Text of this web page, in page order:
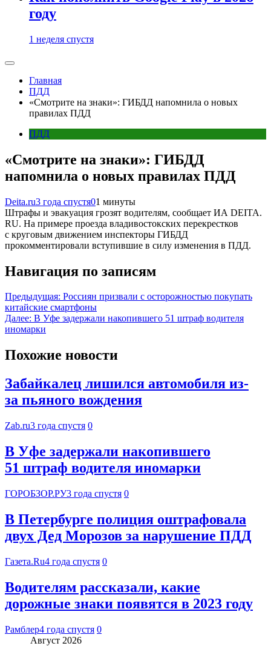
году
1 неделя спустя
Главная
ПДД
«Смотрите на знаки»: ГИБДД напомнила о новых
правилах ПДД
ПДД
«Смотрите на знаки»: ГИБДД
напомнила о новых правилах ПДД
Deita.ru3 года спустя01 минуты
Штрафы и эвакуация грозят водителям, сообщает ИА DEITA.
RU. На примере проезда владивостокских перекрестков
с круговым движением инспекторы ГИБДД
прокомментировали вступившие в силу изменения в ПДД.
Навигация по записям
Предыдущая: Россиян призвали с осторожностью покупать
китайские смартфоны
Далее: В Уфе задержали накопившего 51 штраф водителя
иномарки
Похожие новости
Забайкалец лишился автомобиля из-
за пьяного вождения
Zab.ru3 года спустя 0
В Уфе задержали накопившего
51 штраф водителя иномарки
ГОРОБЗОР.РУ3 года спустя 0
В Петербурге полиция оштрафовала
двух Дед Морозов за нарушение ПДД
Газета.Ru4 года спустя 0
Водителям рассказали, какие
дорожные знаки появятся в 2023 году
Рамблер4 года спустя 0
Август 2026